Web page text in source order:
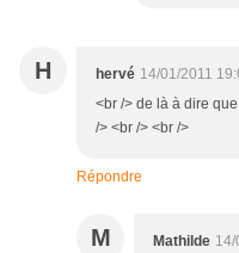
H hervé 14/01/2011
<br /> de là à dire
/> <br /> <br />
Répondre
M Mathilde 14/